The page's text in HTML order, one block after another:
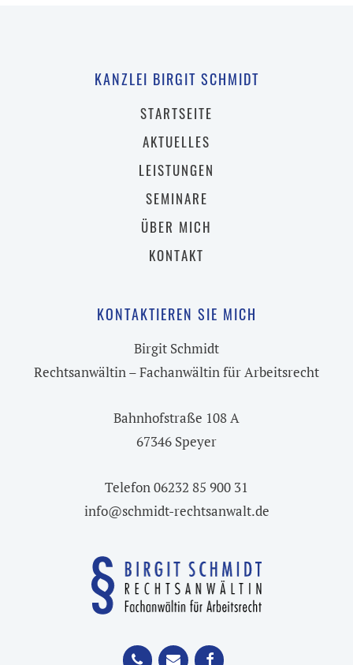
KANZLEI BIRGIT SCHMIDT
STARTSEITE
AKTUELLES
LEISTUNGEN
SEMINARE
ÜBER MICH
KONTAKT
KONTAKTIEREN SIE MICH
Birgit Schmidt
Rechtsanwältin – Fachanwältin für Arbeitsrecht
Bahnhofstraße 108 A
67346 Speyer
Telefon 06232 85 900 31
info@schmidt-rechtsanwalt.de